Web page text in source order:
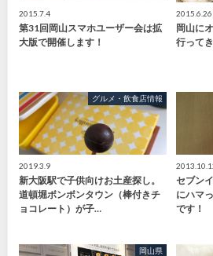
2015.7.4
第31回岡山スマホユーザー会は拡
大版で開催します！
2015.6.26
岡山に
行ってき
グルメ・飲食店情報
2019.3.9
新大阪駅で子供向けお土産探し。
道頓堀ボンボンタウン（棒付きチ
ョコレート）が子…
セブン
にハマ
です！
岡山県